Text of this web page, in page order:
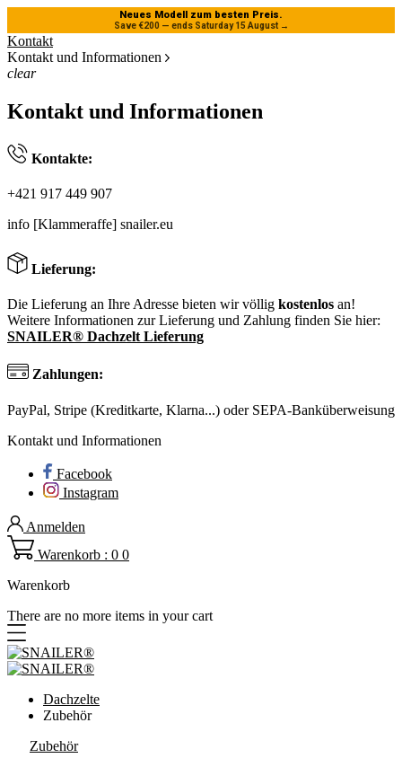
Neues Modell zum besten Preis.
Save €200 — ends Saturday 15 August →
Kontakt
Kontakt und Informationen
clear
Kontakt und Informationen
Kontakte:
+421 917 449 907
info [Klammeraffe] snailer.eu
Lieferung:
Die Lieferung an Ihre Adresse bieten wir völlig kostenlos an!
Weitere Informationen zur Lieferung und Zahlung finden Sie hier:
SNAILER® Dachzelt Lieferung
Zahlungen:
PayPal, Stripe (Kreditkarte, Klarna...) oder SEPA-Banküberweisung
Kontakt und Informationen
Facebook
Instagram
Anmelden
Warenkorb : 0 0
Warenkorb
There are no more items in your cart
Dachzelte
Zubehör
Zubehör